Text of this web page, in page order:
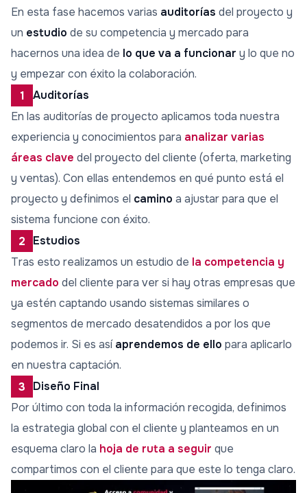
En esta fase hacemos varias auditorías del proyecto y
un estudio de su competencia y mercado para
hacernos una idea de lo que va a funcionar y lo que no
y empezar con éxito la colaboración.
1
Auditorías
En las auditorías de proyecto aplicamos toda nuestra
experiencia y conocimientos para analizar varias
áreas clave del proyecto del cliente (oferta, marketing
y ventas). Con ellas entendemos en qué punto está el
proyecto y definimos el camino a ajustar para que el
sistema funcione con éxito.
2
Estudios
Tras esto realizamos un estudio de la competencia y
mercado del cliente para ver si hay otras empresas que
ya estén captando usando sistemas similares o
segmentos de mercado desatendidos a por los que
podemos ir. Si es asíaprendemos de ello para aplicarlo
en nuestra captación.
3
Diseño Final
Por último con toda la información recogida, definimos
la estrategia global con el cliente y planteamos en un
esquema claro la hoja de ruta a seguir que
compartimos con el cliente para que este lo tenga claro.